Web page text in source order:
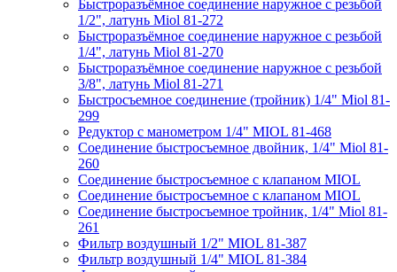
Быстроразъёмное соединение наружное с резьбой
1/2", латунь Miol 81-272
Быстроразъёмное соединение наружное с резьбой
1/4", латунь Miol 81-270
Быстроразъёмное соединение наружное с резьбой
3/8", латунь Miol 81-271
Быстросъемное соединение (тройник) 1/4" Miol 81-
299
Редуктор с манометром 1/4" MIOL 81-468
Соединение быстросъемное двойник, 1/4" Miol 81-
260
Соединение быстросъемное с клапаном MIOL
Соединение быстросъемное с клапаном MIOL
Соединение быстросъемное тройник, 1/4" Miol 81-
261
Фильтр воздушный 1/2" MIOL 81-387
Фильтр воздушный 1/4" MIOL 81-384